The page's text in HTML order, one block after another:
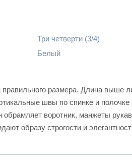
Три четверти (3/4)
Белый
размера. Длина выше
швы по спинке и полочке
обрамляет воротник, манжеты
образу строгости и